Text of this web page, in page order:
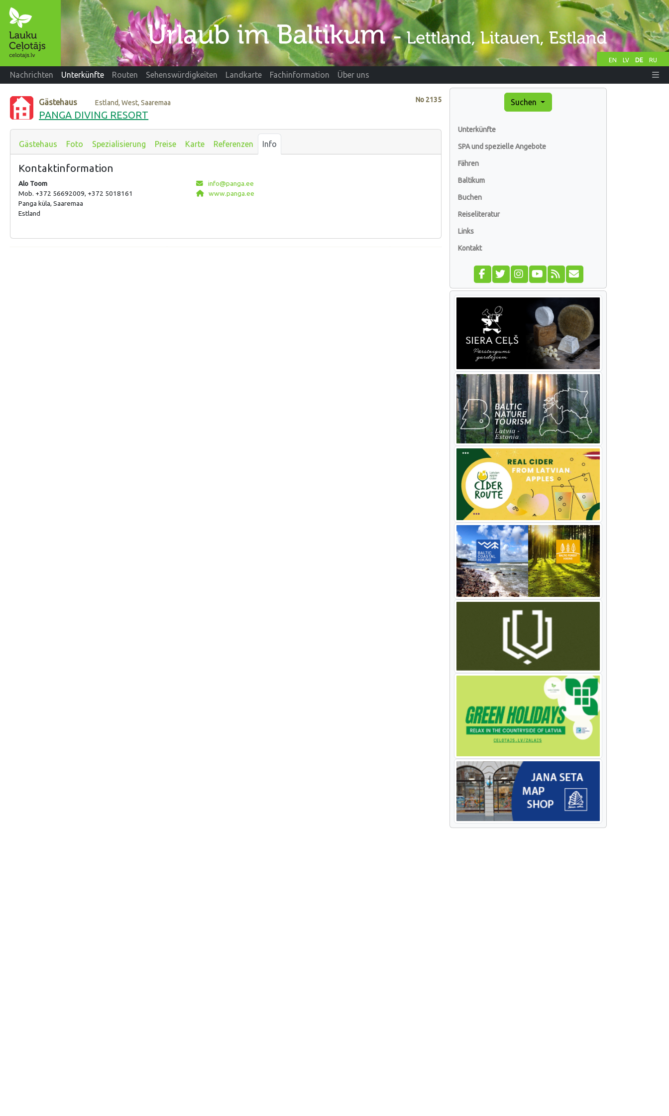
EN LV DE RU
Nachrichten Unterkünfte Routen Sehenswürdigkeiten Landkarte Fachinformation Über uns
No 2135
Gästehaus Estland, West, Saaremaa
PANGA DIVING RESORT
Gästehaus Foto Spezialisierung Preise Karte Referenzen Info
Kontaktinformation
Alo Toom
Mob. +372 56692009, +372 5018161
Panga küla, Saaremaa
Estland
info@panga.ee
www.panga.ee
Suchen
Unterkünfte
SPA und spezielle Angebote
Fähren
Baltikum
Buchen
Reiseliteratur
Links
Kontakt